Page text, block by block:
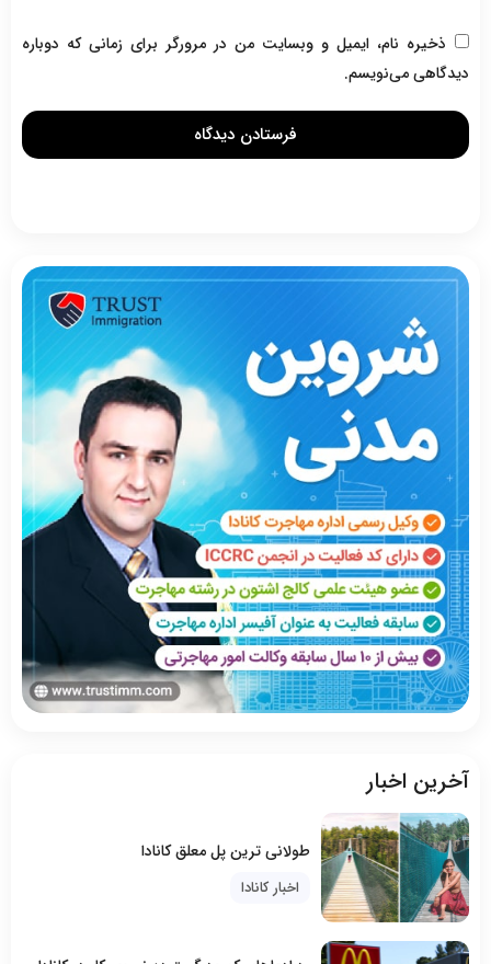
ذخیره نام، ایمیل و وبسایت من در مرورگر برای زمانی که دوباره
دیدگاهی می‌نویسم.
آخرین اخبار
طولانی ترین پل معلق کانادا
اخبار کانادا